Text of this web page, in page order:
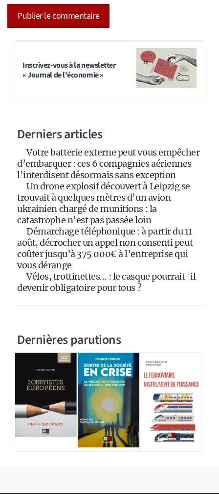
Inscrivez-vous à la newsletter
« Journal de l'économie »
Derniers articles
Votre batterie externe peut vous empêcher
d’embarquer : ces 6 compagnies aériennes
l’interdisent désormais sans exception
Un drone explosif découvert à Leipzig se
trouvait à quelques mètres d’un avion
ukrainien chargé de munitions : la
catastrophe n’est pas passée loin
Démarchage téléphonique : à partir du 11
août, décrocher un appel non consenti peut
coûter jusqu’à 375 000€ à l’entreprise qui
vous dérange
Vélos, trottinettes… : le casque pourrait-il
devenir obligatoire pour tous ?
Dernières parutions